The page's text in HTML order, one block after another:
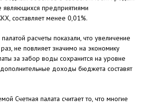
являющихся предприятиями
составляет менее 0,01%.
расчеты показали, что увеличение
не повлияет значимо на экономику
за забор воды сохранится на уровне
доходы бюджета составят
Счетная палата считает то, что многие